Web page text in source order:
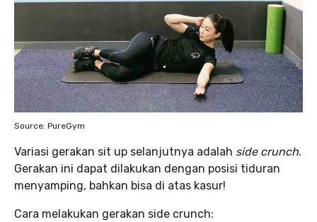
Source: PureGym
Variasi gerakan sit up selanjutnya adalah side crunch.
Gerakan ini dapat dilakukan dengan posisi tiduran
menyamping, bahkan bisa di atas kasur!
Cara melakukan gerakan side crunch: